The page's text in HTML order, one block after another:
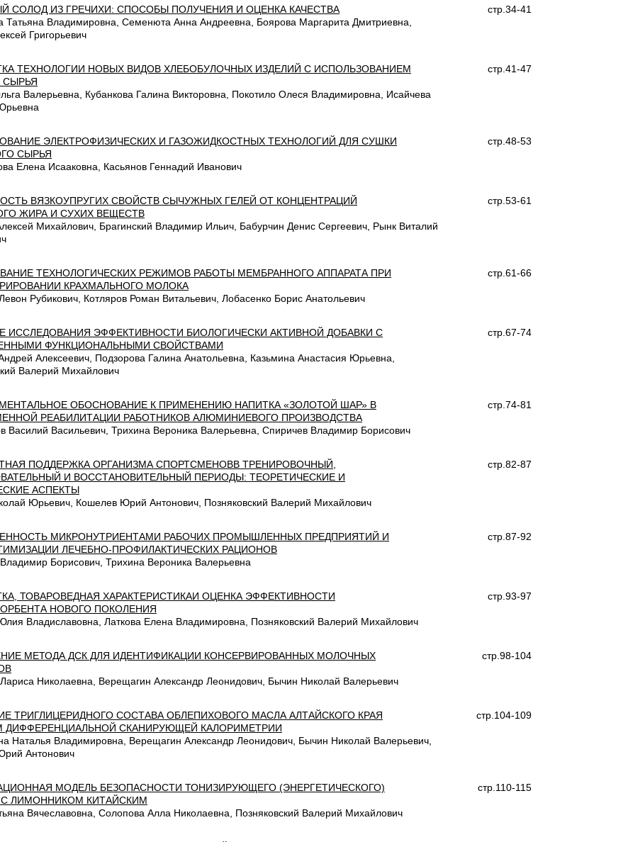
СОЛОД ИЗ ГРЕЧИХИ: СПОСОБЫ ПОЛУЧЕНИЯ И ОЦЕНКА КАЧЕСТВА
стр.34-41
Татьяна Владимировна, Семенюта Анна Андреевна, Боярова Маргарита Дмитриевна,
Григорьевич
ТЕХНОЛОГИИ НОВЫХ ВИДОВ ХЛЕБОБУЛОЧНЫХ ИЗДЕЛИЙ С ИСПОЛЬЗОВАНИЕМ
СЫРЬЯ
стр.41-47
Валерьевна, Кубанкова Галина Викторовна, Покотило Олеся Владимировна, Исайчева
ЭЛЕКТРОФИЗИЧЕСКИХ И ГАЗОЖИДКОСТНЫХ ТЕХНОЛОГИЙ ДЛЯ СУШКИ
СЫРЬЯ
стр.48-53
Елена Исааковна, Касьянов Геннадий Иванович
ВЯЗКОУПРУГИХ СВОЙСТВ СЫЧУЖНЫХ ГЕЛЕЙ ОТ КОНЦЕНТРАЦИЙ
ЖИРА И СУХИХ ВЕЩЕСТВ
стр.53-61
Михайлович, Брагинский Владимир Ильич, Бабурчин Денис Сергеевич, Рынк Виталий
ТЕХНОЛОГИЧЕСКИХ РЕЖИМОВ РАБОТЫ МЕМБРАННОГО АППАРАТА ПРИ
КРАХМАЛЬНОГО МОЛОКА
стр.61-66
Рубикович, Котляров Роман Витальевич, Лобасенко Борис Анатольевич
ИССЛЕДОВАНИЯ ЭФФЕКТИВНОСТИ БИОЛОГИЧЕСКИ АКТИВНОЙ ДОБАВКИ С
ФУНКЦИОНАЛЬНЫМИ СВОЙСТВАМИ
стр.67-74
Алексеевич, Подзорова Галина Анатольевна, Казьмина Анастасия Юрьевна,
Валерий Михайлович
ОБОСНОВАНИЕ К ПРИМЕНЕНИЮ НАПИТКА «ЗОЛОТОЙ ШАР» В
РЕАБИЛИТАЦИИ РАБОТНИКОВ АЛЮМИНИЕВОГО ПРОИЗВОДСТВА
стр.74-81
Василий Васильевич, Трихина Вероника Валерьевна, Спиричев Владимир Борисович
ПОДДЕРЖКА ОРГАНИЗМА СПОРТСМЕНОВВ ТРЕНИРОВОЧНЫЙ,
И ВОССТАНОВИТЕЛЬНЫЙ ПЕРИОДЫ: ТЕОРЕТИЧЕСКИЕ И
АСПЕКТЫ
стр.82-87
Юрьевич, Кошелев Юрий Антонович, Позняковский Валерий Михайлович
МИКРОНУТРИЕНТАМИ РАБОЧИХ ПРОМЫШЛЕННЫХ ПРЕДПРИЯТИЙ И
ЛЕЧЕБНО-ПРОФИЛАКТИЧЕСКИХ РАЦИОНОВ
стр.87-92
Борисович, Трихина Вероника Валерьевна
ТОВАРОВЕДНАЯ ХАРАКТЕРИСТИКАИ ОЦЕНКА ЭФФЕКТИВНОСТИ
НОВОГО ПОКОЛЕНИЯ
стр.93-97
Владиславовна, Латкова Елена Владимировна, Позняковский Валерий Михайлович
МЕТОДА ДСК ДЛЯ ИДЕНТИФИКАЦИИ КОНСЕРВИРОВАННЫХ МОЛОЧНЫХ
стр.98-104
Николаевна, Верещагин Александр Леонидович, Бычин Николай Валерьевич
ТРИГЛИЦЕРИДНОГО СОСТАВА ОБЛЕПИХОВОГО МАСЛА АЛТАЙСКОГО КРАЯ
ДИФФЕРЕНЦИАЛЬНОЙ СКАНИРУЮЩЕЙ КАЛОРИМЕТРИИ
стр.104-109
Наталья Владимировна, Верещагин Александр Леонидович, Бычин Николай Валерьевич,
Антонович
МОДЕЛЬ БЕЗОПАСНОСТИ ТОНИЗИРУЮЩЕГО (ЭНЕРГЕТИЧЕСКОГО)
С ЛИМОННИКОМ КИТАЙСКИМ
стр.110-115
Вячеславовна, Солопова Алла Николаевна, Позняковский Валерий Михайлович